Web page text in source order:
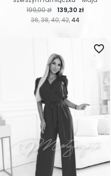
36 38 40 42 44
Cena regularna
199,00 zł Cena
139,30 zł
favorite_border